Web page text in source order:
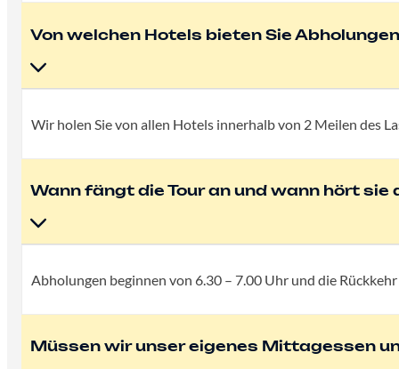
Von welchen Hotels bieten Sie
Wir holen Sie von allen Hotels innerhalb von 2 Meilen des
Wann fängt die Tour an und wann hört sie
Abholungen beginnen von 6.30 – 7.00 Uhr und die
Müssen wir unser eigenes Mittagessen